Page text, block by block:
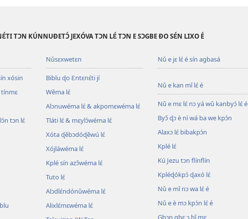
TƆN KÚNNUƉETƆ́ JEXÓVA TƆN LƐ́ TƆN E SƆGBE ƉO SƐ́N LIXO É
xósin
tínmɛ
tɔn lɛ́
Nǔsɛxwetɛn
Biblu ɖo Ɛntɛnɛ́ti jí
Wěma lɛ́
Alɔnuwéma lɛ́ & akpomɛwéma lɛ́
Tláti lɛ́ & mɛylɔ́wéma lɛ́
Xóta ɖěbɔdóɖěwú lɛ́
Xójláwéma lɛ́
Kplé sín azɔ̌wéma lɛ́
Tuto lɛ́
Alɔdlɛ́ndónǔwéma lɛ́
Alixlɛ́mɛwéma lɛ́
Nǔ e jɛ lɛ́ é sín agbasá
Nǔ e kan mǐ lɛ́ é
Nǔ e mɛ lɛ́ nɔ yá wǔ kanbyɔ́ lɛ́ é
Byɔ̌ ɖɔ è ní wá ba we kpɔ́n
Alaxɔ lɛ́ bibakpɔ́n
Kplé lɛ́
Kú Jezu tɔn flínflín
Kpléɖókpɔ́ ɖaxó lɛ́
Nǔ e mǐ nɔ wa lɛ́ é
Nǔ e è mɔ kpɔ́n lɛ́ é
Gbɔn gbɛ ɔ bǐ mɛ